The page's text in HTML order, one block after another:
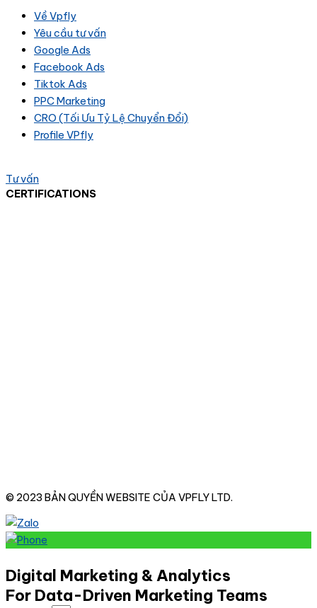
Về Vpfly
Yêu cầu tư vấn
Google Ads
Facebook Ads
Tiktok Ads
PPC Marketing
CRO (Tối Ưu Tỷ Lệ Chuyển Đổi)
Profile VPfly
Tư vấn
CERTIFICATIONS
© 2023 BẢN QUYỀN WEBSITE CỦA VPFLY LTD.
Digital Marketing & Analytics
For Data-Driven Marketing Teams